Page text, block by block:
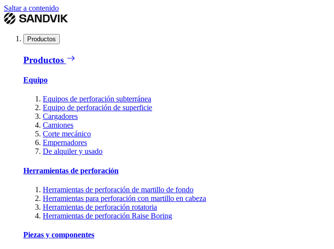
Saltar a contenido
Productos
Productos
Equipo
Equipos de perforación subterránea
Equipo de perforación de superficie
Cargadores
Camiones
Corte mecánico
Empernadores
De alquiler y usado
Herramientas de perforación
Herramientas de perforación de martillo de fondo
Herramientas para perforación con martillo en cabeza
Herramientas de perforación rotatoria
Herramientas de perforación Raise Boring
Piezas y componentes